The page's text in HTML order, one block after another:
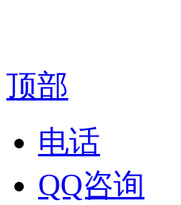
顶部
电话
QQ咨询